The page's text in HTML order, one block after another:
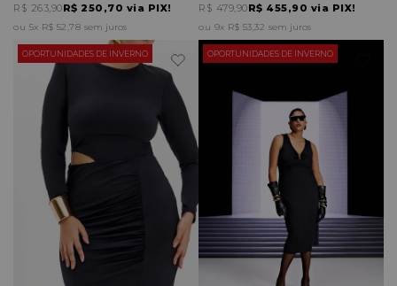
R$ 250,70 via PIX!
R$ 263,90
5x R$ 52,78 sem juros
R$ 455,90 via PIX!
R$ 479,90
9x R$ 53,32 sem juros
OPORTUNIDADES DE INVERNO OPORTUNIDADES DE INVERNO